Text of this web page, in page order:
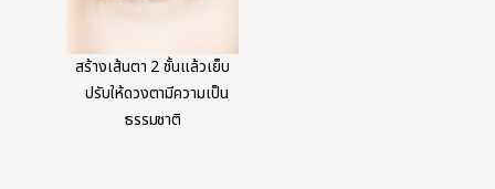
สร้างเส้นตา 2 ชั้นแล้วเย็บ
ปรับให้ดวงตามีความเป็น
ธรรมชาติ​